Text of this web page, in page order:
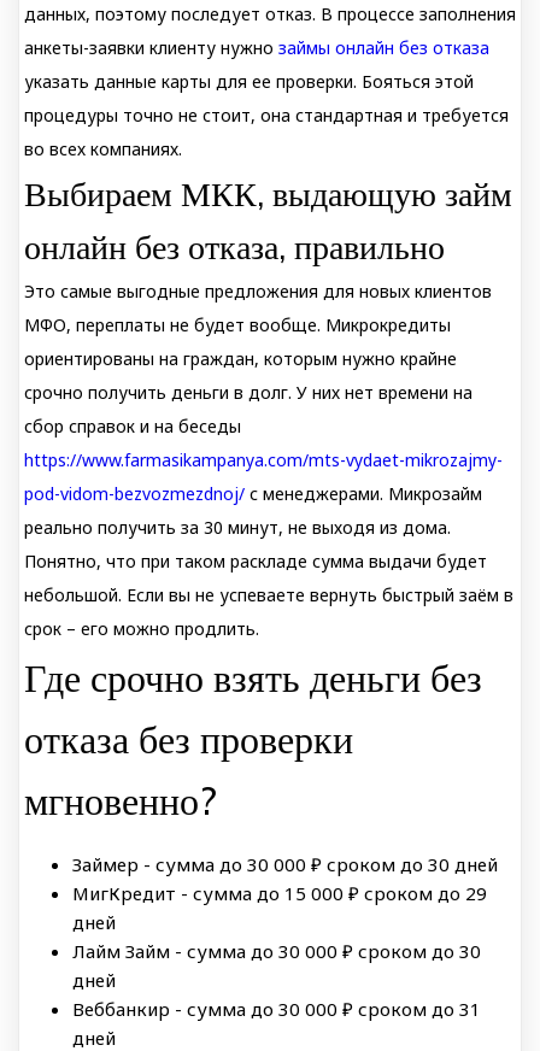
данных, поэтому последует отказ. В процессе заполнения
анкеты-заявки клиенту нужно займы онлайн без отказа
указать данные карты для ее проверки. Бояться этой
процедуры точно не стоит, она стандартная и требуется
во всех компаниях.
Выбираем МКК, выдающую займ
онлайн без отказа, правильно
Это самые выгодные предложения для новых клиентов
МФО, переплаты не будет вообще. Микрокредиты
ориентированы на граждан, которым нужно крайне
срочно получить деньги в долг. У них нет времени на
сбор справок и на беседы
https://www.farmasikampanya.com/mts-vydaet-mikrozajmy-
pod-vidom-bezvozmezdnoj/ с менеджерами. Микрозайм
реально получить за 30 минут, не выходя из дома.
Понятно, что при таком раскладе сумма выдачи будет
небольшой. Если вы не успеваете вернуть быстрый заём в
срок – его можно продлить.
Где срочно взять деньги без
отказа без проверки
мгновенно?
Займер - сумма до 30 000 ₽ сроком до 30 дней
МигКредит - сумма до 15 000 ₽ сроком до 29
дней
Лайм Займ - сумма до 30 000 ₽ сроком до 30
дней
Веббанкир - сумма до 30 000 ₽ сроком до 31
дней